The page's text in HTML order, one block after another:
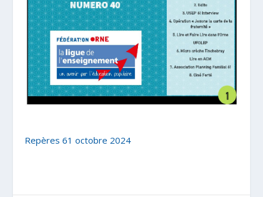
Repères 61 octobre 2024